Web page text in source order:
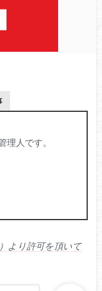
理人です。
より許可を頂いて